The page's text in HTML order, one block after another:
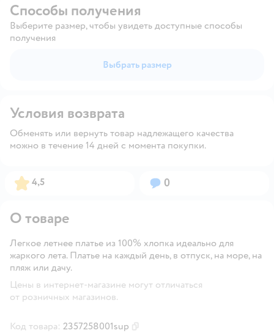
Способы получения
Выберите размер, чтобы увидеть доступные способы
получения
Выбрать размер
Условия возврата
Обменять или вернуть товар надлежащего качества
можно в течение 14 дней с момента покупки.
Рейтинг:
4,5 Вопросов:
0
О товаре
Легкое летнее платье из 100% хлопка идеально для
жаркого лета. Платье на каждый день, в отпуск, на море, на
пляж или дачу.
Цены в интернет-магазине могут отличаться
от розничных магазинов.
Код товара: 2357258001sup